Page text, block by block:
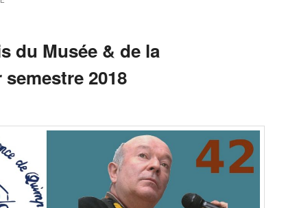
du Musée & de la
semestre 2018